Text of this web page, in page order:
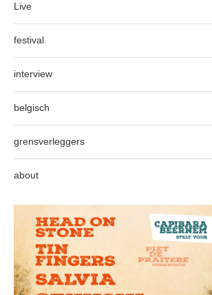
Live
festival
interview
belgisch
grensverleggers
about